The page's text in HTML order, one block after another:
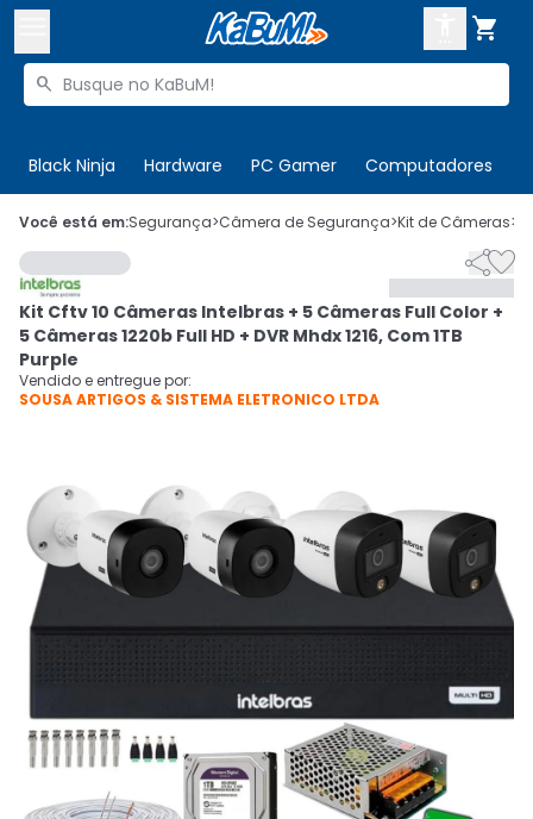

Buscar produtos

Black Ninja Hardware PC Gamer Computadores
 Olá. Acesse sua conta
 Departamentos
Cupons
Mais Vendidos
CADASTRE-SE
Você está em:Segurança>Câmera de Segurança>Kit de Câmeras>

Kit Cftv 10 Câmeras Intelbras + 5 Câmeras Full Color +
5 Câmeras 1220b Full HD + DVR Mhdx 1216, Com 1TB
Purple
Vendido e entregue por:
SOUSA ARTIGOS & SISTEMA ELETRONICO LTDA